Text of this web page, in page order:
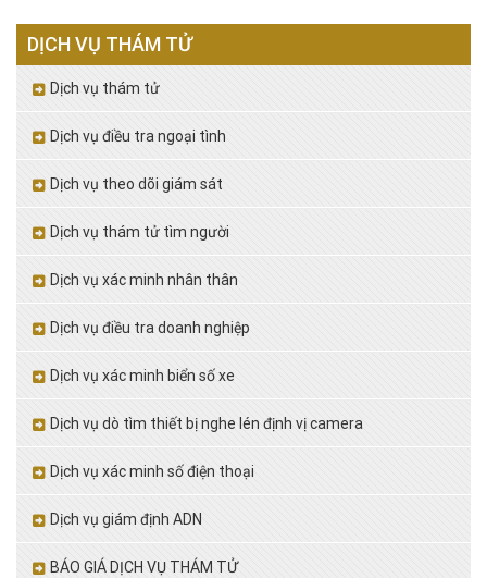
DỊCH VỤ THÁM TỬ
Dịch vụ thám tử
Dịch vụ điều tra ngoại tình
Dịch vụ theo dõi giám sát
Dịch vụ thám tử tìm người
Dịch vụ xác minh nhân thân
Dịch vụ điều tra doanh nghiệp
Dịch vụ xác minh biển số xe
Dịch vụ dò tìm thiết bị nghe lén định vị camera
Dịch vụ xác minh số điện thoại
Dịch vụ giám định ADN
BÁO GIÁ DỊCH VỤ THÁM TỬ